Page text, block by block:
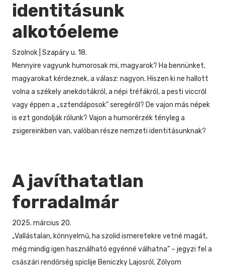
identitásunk
alkotóeleme
Szolnok Szapáry u. 18.
Mennyire vagyunk humorosak mi, magyarok? Ha bennünket,
magyarokat kérdeznek, a válasz: nagyon. Hiszen ki ne hallott
volna a székely anekdotákról, a népi tréfákról, a pesti viccről
vagy éppen a „sztendáposok” seregéről? De vajon más népek
is ezt gondolják rólunk? Vajon a humorérzék tényleg a
zsigereinkben van, valóban része nemzeti identitásunknak?
A javíthatatlan
forradalmár
2025. március 20.
„Vallástalan, könnyelmű, ha szolid ismeretekre vetné magát,
még mindig igen használható egyénné válhatna” – jegyzi fel a
császári rendőrség spiclije Beniczky Lajosról, Zólyom